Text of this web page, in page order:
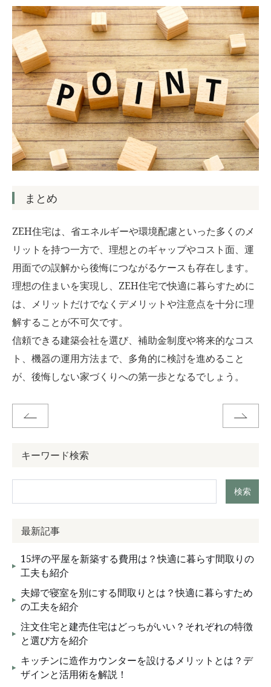
まとめ
ZEH住宅は、省エネルギーや環境配慮といった多くのメ
リットを持つ一方で、理想とのギャップやコスト面、運
用面での誤解から後悔につながるケースも存在します。
理想の住まいを実現し、ZEH住宅で快適に暮らすために
は、メリットだけでなくデメリットや注意点を十分に理
解することが不可欠です。
信頼できる建築会社を選び、補助金制度や将来的なコス
ト、機器の運用方法まで、多角的に検討を進めること
が、後悔しない家づくりへの第一歩となるでしょう。
キーワード検索
検索
最新記事
15坪の平屋を新築する費用は？快適に暮らす間取りの
工夫も紹介
夫婦で寝室を別にする間取りとは？快適に暮らすため
の工夫を紹介
注文住宅と建売住宅はどっちがいい？それぞれの特徴
と選び方を紹介
キッチンに造作カウンターを設けるメリットとは？デ
ザインと活用術を解説！